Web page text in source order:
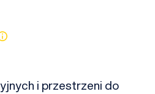
i przestrzeni do